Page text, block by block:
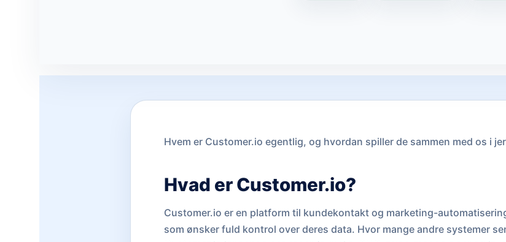
Hvem er Customer.io egentlig, og hvordan spiller de sammen med os i
Hvad er Customer.io?
Customer.io er en platform til kundekontakt og marketing-
som ønsker fuld kontrol over deres data. Hvor mange andre systemer